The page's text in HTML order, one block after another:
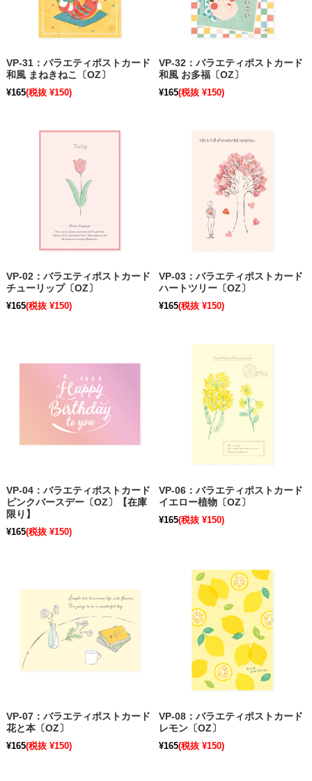
VP-31：バラエティポストカード
和風 まねきねこ〔OZ〕
¥165(税抜 ¥150)
VP-32：バラエティポストカード
和風 お多福〔OZ〕
¥165(税抜 ¥150)
VP-02：バラエティポストカード
チューリップ〔OZ〕
¥165(税抜 ¥150)
VP-03：バラエティポストカード
ハートツリー〔OZ〕
¥165(税抜 ¥150)
VP-04：バラエティポストカード
ピンクバースデー〔OZ〕【在庫
限り】
¥165(税抜 ¥150)
VP-06：バラエティポストカード
イエロー植物〔OZ〕
¥165(税抜 ¥150)
VP-07：バラエティポストカード
花と本〔OZ〕
¥165(税抜 ¥150)
VP-08：バラエティポストカード
レモン〔OZ〕
¥165(税抜 ¥150)